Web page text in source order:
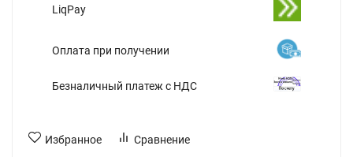
LiqPay
Оплата при получении
Безналичный платеж с НДС
Избранное Сравнение